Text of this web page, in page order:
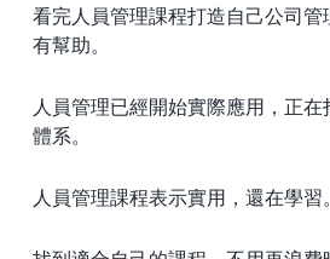
看完人員管理課程打造自己公司
有幫助。
人員管理已經開始實際應用，正
體系。
人員管理課程表示實用，還在學習。